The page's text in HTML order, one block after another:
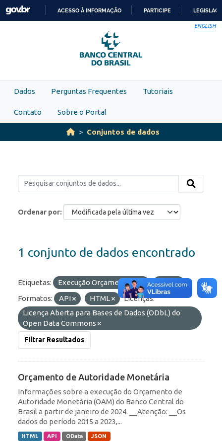
Skip to main content
PARA
O
CONTEÚDO
ACESSO À INFORMAÇÃO PARTICIPE
ENGLISH
Dados Perguntas Frequentes Tutoriais
Contato Sobre o Portal
Conjuntos de dados
Ordenar por
1 conjunto de dados encontrado
Etiquetas: Execução Orçamentária
OAM
Formatos:
API HTML
Licenças:
Licença Aberta para Bases de Dados (ODbL) do
Open Data Commons
Filtrar Resultados
Orçamento de Autoridade Monetária
Informações sobre a execução do Orçamento de
Autoridade Monetária (OAM) do Banco Central do
Brasil a partir de janeiro de 2024. __Atenção: __Os
dados do período 2015 a 2023,...
HTML API OData JSON